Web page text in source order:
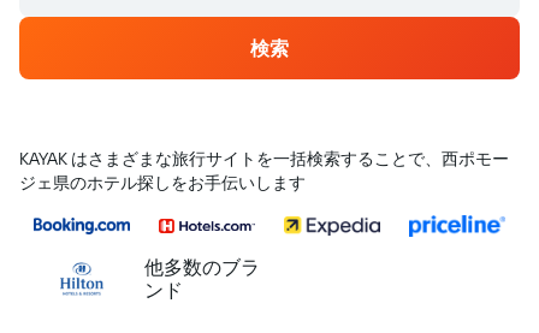
検索
KAYAK はさまざまな旅行サイトを一括検索することで、西ポモー
ジェ県のホテル探しをお手伝いします
他多数のブラ
ンド